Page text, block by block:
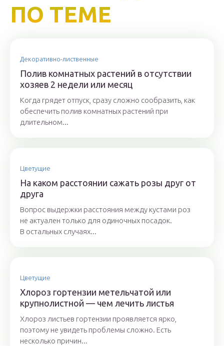
ПО ТЕМЕ
Декоративно-лиственные
Полив комнатных растений в отсутствии
хозяев 2 недели или месяц
Когда грядет отпуск, сразу сложно сообразить, как
обеспечить полив комнатных растений при
длительном...
Цветущие
На каком расстоянии сажать розы друг от
друга
Вопрос выдержки расстояния между кустами роз
не актуален только для одиночных посадок.
В остальных случаях...
Цветущие
Хлороз гортензии метельчатой или
крупнолистной — чем лечить листья
Хлороз листьев гортензии проявляется ярко,
поэтому не увидеть проблемы сложно. Есть
несколько причин...